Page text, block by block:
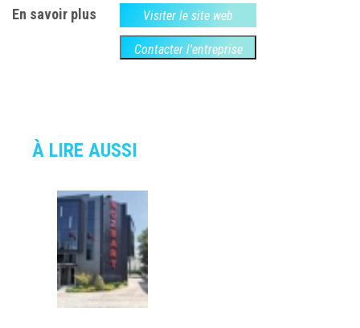
En savoir plus Visiter le site web
Contacter l'entreprise
À LIRE AUSSI